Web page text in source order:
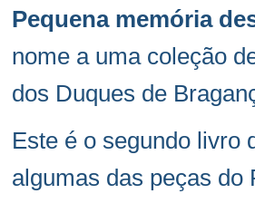
Pequena memória
nome a uma coleção
dos Duques de
Este é o segundo livro
algumas das peças do